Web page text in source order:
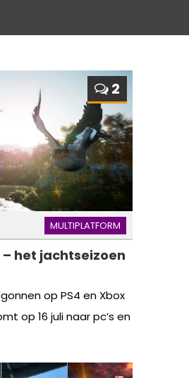
2
MULTIPLATFORM
het jachtseizoen
op PS4 en Xbox
op 16 juli naar pc’s en